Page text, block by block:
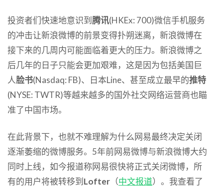
投资者们快速地意识到 腾讯(HKEx: 700)微信手机服务
的冲击让新浪微博的前景变得扑朔迷离，新浪微博在
接下来的几周内可能面临着更大的压力。新浪微博之
后几年的日子只能会更加艰难，这是因为包括美国巨
人脸书(Nasdaq: FB)、日本Line、甚至成立最早的推特
(NYSE: TWTR)等越来越多的国外社交网络运营商也瞄
准了中国市场。
在此背景下，也就不难理解为什么网易最终决定关闭
逐渐萎缩的微博服务。5年前网易微博与新浪微博大约
同时上线，如今报道称网易很快将正式关闭微博，所
有的用户将被转移到 Lofter （中文报道）。我查看了